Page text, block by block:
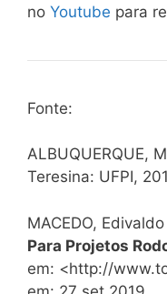
no Youtube para
Fonte:
ALBUQUERQUE,
Teresina: UFPI,
MACEDO,
Para Projetos
em: <http://